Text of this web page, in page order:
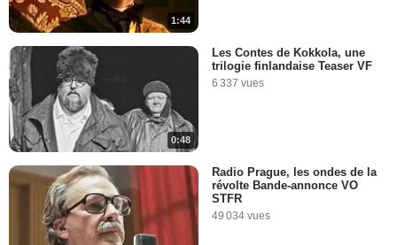
1:44
0:48
Les Contes de Kokkola, une
trilogie finlandaise Teaser VF
6 337 vues
Radio Prague, les ondes de la
révolte Bande-annonce VO
STFR
49 034 vues